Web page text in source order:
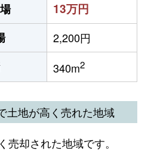
13万円
2,200円
340m2
土地が高く売れた地域
売却された地域です。